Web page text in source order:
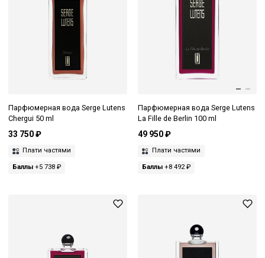
Парфюмерная вода Serge Lutens
Chergui 50 ml
33 750 ₽
Плати частями
Баллы +5 738 ₽
Парфюмерная вода Serge Lutens
La Fille de Berlin 100 ml
49 950 ₽
Плати частями
Баллы+8 492 ₽